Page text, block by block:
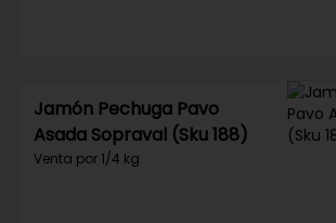
Jamón Pechuga Pavo
Asada Sopraval (Sku 188)
Venta por 1/4 kg.